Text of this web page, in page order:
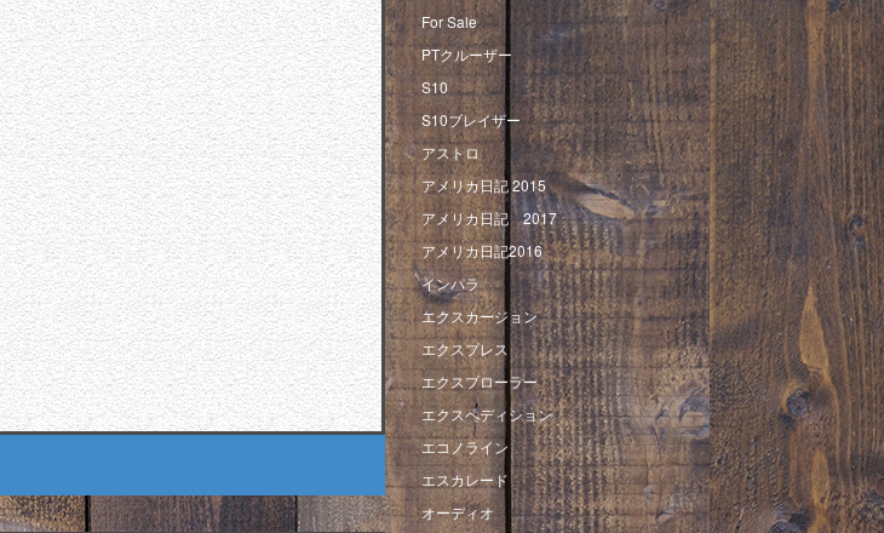
For Sale
PTクルーザー
S10
S10ブレイザー
アストロ
アメリカ日記 2015
アメリカ日記 2017
アメリカ日記2016
インパラ
エクスカージョン
エクスプレス
エクスプローラー
エクスペディション
エコノライン
エスカレード
オーディオ